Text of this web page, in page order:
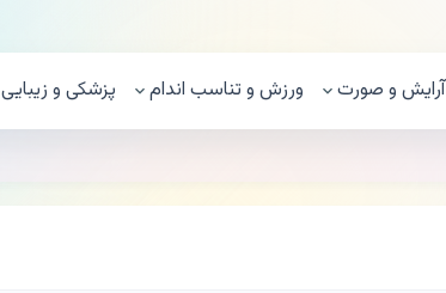
آرایش و صورت ورزش و تناسب اندام پزشکی و زیبایی